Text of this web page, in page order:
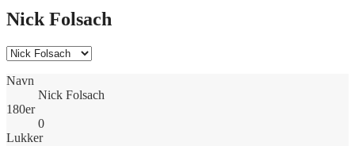
Nick Folsach
Navn
Nick Folsach
180er
0
Lukker